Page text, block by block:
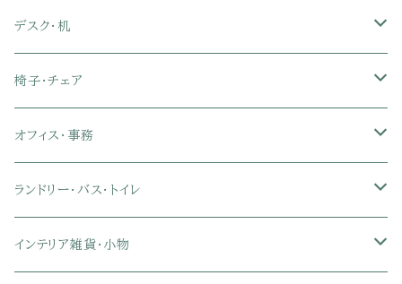
布張り・ファブリックソファ
ソファカバー
ランドリー・トイレ収納
玄関収納
突っ張り棚・突っ張りラック
サイドチェスト
幅90cm以下テレビ台
幅91～120cmテレビ台
幅121～150cmテレビ台
幅151～180cmテレビ台
隙間収納
キッチンマット
キッチン用品
キッチン家電
シングル
セミシングル
シングル
脚付きマットレス
セミシングル
シングル
パイプベッド
ロフトベッド
2段ベッド
折りたたみベッド
枕
タオルケット・ガーゼケット
ブランケット・毛布
布団カバー・敷きパッド
ひんやりマット（冷却マット）
キッチンマット
フローリングマット
ジョイントマット
ダイニングチェア・ベンチ
ダイニングテーブルセット
2人用ダイニングテーブルセット
4人用ダイニングテーブルセット
6人用ダイニングテーブルセット
サイドテーブル
ウッドテーブル
センターテーブル
ガラステーブル
カウンターテーブル
デスク・机
パソコン・オフィスデスク
L字デスク
収納付きデスク
キーボードスライダー付きデスク
椅子・チェア
ダイニングチェア・ベンチ
オフィスチェア
リクライニングチェア
リビングチェア
オフィス・事務
オフィスチェア
オフィスデスク
ランドリー・バス・トイレ
ランドリーラック
インテリア雑貨・小物